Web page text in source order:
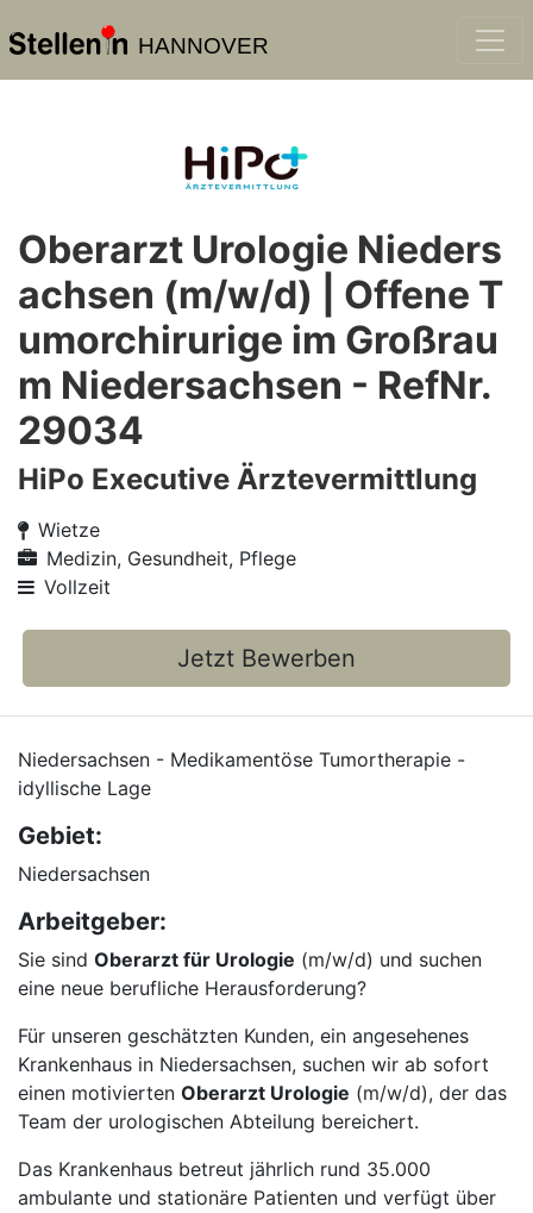
HANNOVER
Oberarzt Urologie Nieders
achsen (m/w/d) | Offene T
umorchirurige im Großrau
m Niedersachsen - RefNr.
29034
HiPo Executive Ärztevermittlung
Wietze
Medizin, Gesundheit, Pflege
Vollzeit
Jetzt Bewerben
Niedersachsen - Medikamentöse Tumortherapie -
idyllische Lage
Gebiet:
Niedersachsen
Arbeitgeber:
Sie sind Oberarzt für Urologie (m/w/d) und suchen
eine neue berufliche Herausforderung?
Für unseren geschätzten Kunden, ein angesehenes
Krankenhaus in Niedersachsen, suchen wir ab sofort
einen motivierten Oberarzt Urologie (m/w/d), der das
Team der urologischen Abteilung bereichert.
Das Krankenhaus betreut jährlich rund 35.000
ambulante und stationäre Patienten und verfügt über